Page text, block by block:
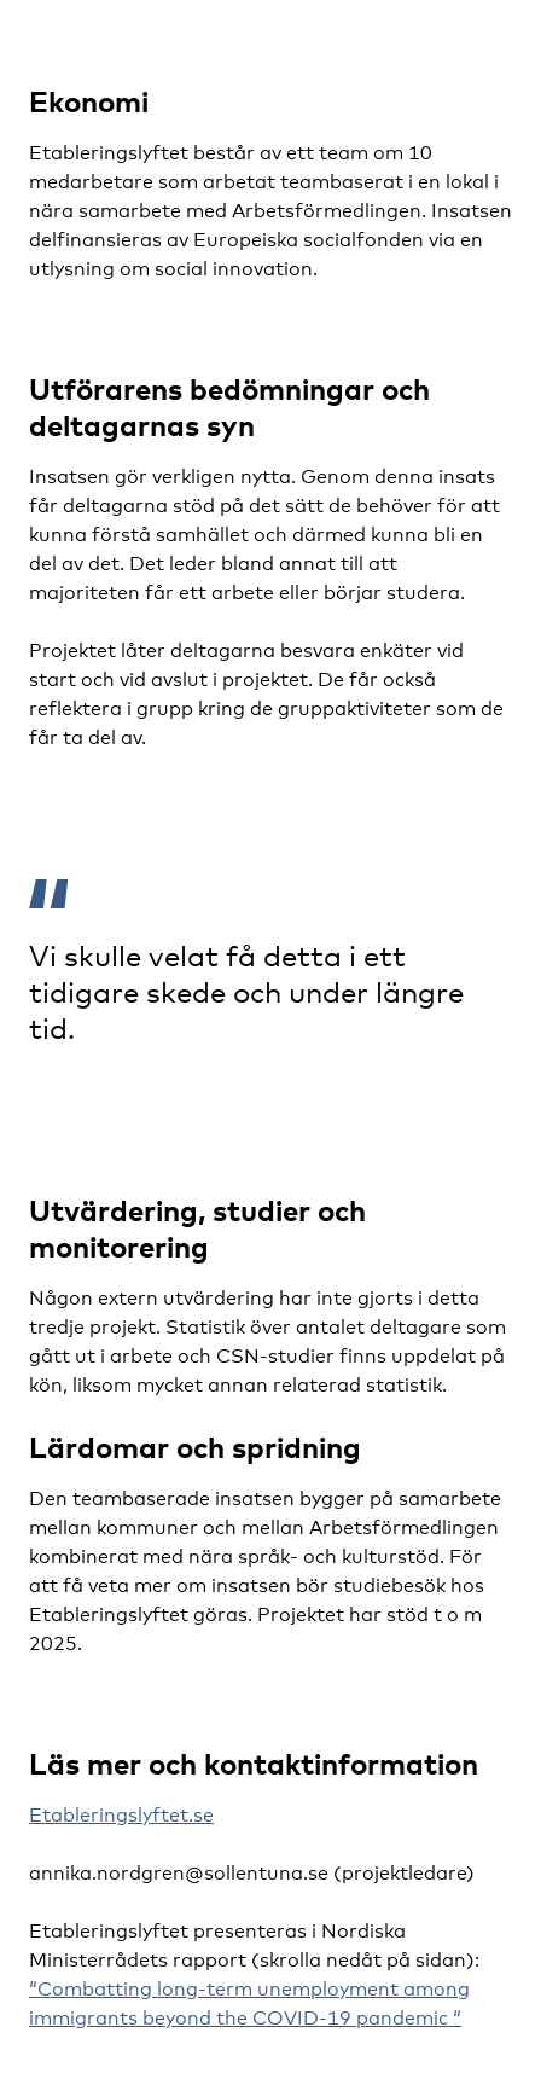
Ekonomi
Etableringslyftet består av ett team om 10
medarbetare som arbetat teambaserat i en lokal i
nära samarbete med Arbetsförmedlingen. Insatsen
delfinansieras av Europeiska socialfonden via en
utlysning om social innovation.
Utförarens bedömningar och
deltagarnas syn
Insatsen gör verkligen nytta. Genom denna insats
får deltagarna stöd på det sätt de behöver för att
kunna förstå samhället och därmed kunna bli en
del av det. Det leder bland annat till att
majoriteten får ett arbete eller börjar studera.
Projektet låter deltagarna besvara enkäter vid
start och vid avslut i projektet. De får också
reflektera i grupp kring de gruppaktiviteter som de
får ta del av.
Vi skulle velat få detta i ett
tidigare skede och under längre
tid.
Utvärdering, studier och
monitorering
Någon extern utvärdering har inte gjorts i detta
tredje projekt. Statistik över antalet deltagare som
gått ut i arbete och CSN-studier finns uppdelat på
kön, liksom mycket annan relaterad statistik.
Lärdomar och spridning
Den teambaserade insatsen bygger på samarbete
mellan kommuner och mellan Arbetsförmedlingen
kombinerat med nära språk- och kulturstöd. För
att få veta mer om insatsen bör studiebesök hos
Etableringslyftet göras. Projektet har stöd t o m
2025.
Läs mer och kontaktinformation
Etableringslyftet.se
annika.nordgren@sollentuna.se (projektledare)
Etableringslyftet presenteras i Nordiska
Ministerrådets rapport (skrolla nedåt på sidan):
“Combatting long-term unemployment among
immigrants beyond the COVID-19 pandemic “